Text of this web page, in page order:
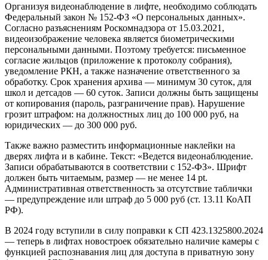
Организуя видеонаблюдение в лифте, необходимо соблюдать
Федеральный закон № 152-ФЗ «О персональных данных».
Согласно разъяснениям Роскомнадзора от 15.03.2021,
видеоизображение человека является биометрическими
персональными данными. Поэтому требуется: письменное
согласие жильцов (приложение к протоколу собрания),
уведомление РКН, а также назначение ответственного за
обработку. Срок хранения архива — минимум 30 суток, для
школ и детсадов — 60 суток. Записи должны быть защищены
от копирования (пароль, разграничение прав). Нарушение
грозит штрафом: на должностных лиц до 100 000 руб, на
юридических — до 300 000 руб.
Также важно разместить информационные наклейки на
дверях лифта и в кабине. Текст: «Ведется видеонаблюдение.
Записи обрабатываются в соответствии с 152-ФЗ». Шрифт
должен быть читаемым, размер — не менее 14 pt.
Административная ответственность за отсутствие таблички
— предупреждение или штраф до 5 000 руб (ст. 13.11 КоАП
РФ).
В 2024 году вступили в силу поправки к СП 423.1325800.2024
— теперь в лифтах новостроек обязательно наличие камеры с
функцией распознавания лиц для доступа в приватную зону